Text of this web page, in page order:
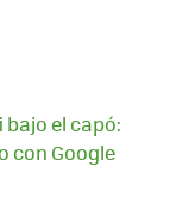
bajo el capó:
con Google